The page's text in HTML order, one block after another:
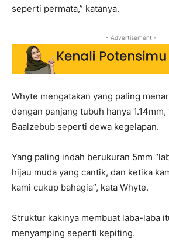
seperti permata,” katanya.
- Advertisement -
Whyte mengatakan yang paling
dengan panjang tubuh hanya
Baalzebub seperti dewa kegelapan.
Yang paling indah berukuran 5mm
hijau muda yang cantik, dan ketika
kami cukup bahagia”, kata Whyte.
Struktur kakinya membuat laba-laba
menyamping seperti kepiting.